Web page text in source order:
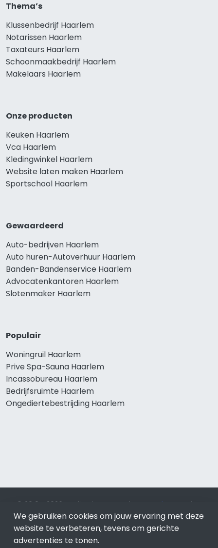
Thema’s
Klussenbedrijf Haarlem
Notarissen Haarlem
Taxateurs Haarlem
Schoonmaakbedrijf Haarlem
Makelaars Haarlem
Onze producten
Keuken Haarlem
Vca Haarlem
Kledingwinkel Haarlem
Website laten maken Haarlem
Sportschool Haarlem
Gewaardeerd
Auto-bedrijven Haarlem
Auto huren-Autoverhuur Haarlem
Banden-Bandenservice Haarlem
Advocatenkantoren Haarlem
Slotenmaker Haarlem
Populair
Woningruil Haarlem
Prive Spa-Sauna Haarlem
Incassobureau Haarlem
Bedrijfsruimte Haarlem
Ongediertebestrijding Haarlem
© 2019 - 2026 Realisatie en SEO door SEO-bureau
Lion
Internet. Betaal alleen voor bewezen resultaten?SEO
optimalisatie No Cure No Pay .Haarlemis onderdeel van Lion
Internet.
We gebruiken cookies om jouw ervaring met deze
website te verbeteren, tevens om gerichte
advertenties te tonen.